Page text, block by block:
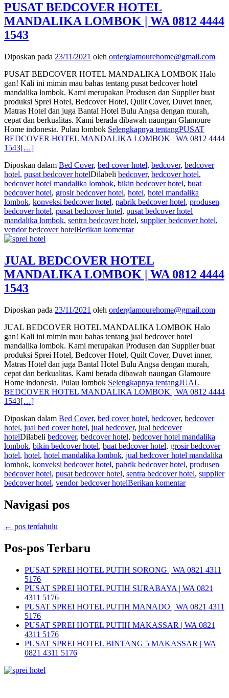
PUSAT BEDCOVER HOTEL
MANDALIKA LOMBOK | WA 0812 4444
1543
Diposkan pada 23/11/2021 oleh orderglamourehome@gmail.com
PUSAT BEDCOVER HOTEL MANDALIKA LOMBOK Halo
gan! Kali ini mimin mau bahas tentang pusat bedcover hotel
mandalika lombok. Kami merupakan Produsen dan Supplier buat
produksi Sprei Hotel, Bedcover Hotel, Quilt Cover, Duvet inner,
Matras Hotel dan juga Bantal Hotel Bulu Angsa dengan murah,
cepat dan berkualitas. Kami berada dibawah naungan Glamoure
Home indonesia. Pulau lombok Selengkapnya tentangPUSAT
BEDCOVER HOTEL MANDALIKA LOMBOK | WA 0812 4444
1543[…]
Diposkan dalam Bed Cover, bed cover hotel, bedcover, bedcover
hotel, pusat bedcover hotelDilabeli bedcover, bedcover hotel,
bedcover hotel mandalika lombok, bikin bedcover hotel, buat
bedcover hotel, grosir bedcover hotel, hotel, hotel mandalika
lombok, konveksi bedcover hotel, pabrik bedcover hotel, produsen
bedcover hotel, pusat bedcover hotel, pusat bedcover hotel
mandalika lombok, sentra bedcover hotel, supplier bedcover hotel,
vendor bedcover hotelBerikan komentar
JUAL BEDCOVER HOTEL
MANDALIKA LOMBOK | WA 0812 4444
1543
Diposkan pada 23/11/2021 oleh orderglamourehome@gmail.com
JUAL BEDCOVER HOTEL MANDALIKA LOMBOK Halo
gan! Kali ini mimin mau bahas tentang jual bedcover hotel
mandalika lombok. Kami merupakan Produsen dan Supplier buat
produksi Sprei Hotel, Bedcover Hotel, Quilt Cover, Duvet inner,
Matras Hotel dan juga Bantal Hotel Bulu Angsa dengan murah,
cepat dan berkualitas. Kami berada dibawah naungan Glamoure
Home indonesia. Pulau lombok Selengkapnya tentangJUAL
BEDCOVER HOTEL MANDALIKA LOMBOK | WA 0812 4444
1543[…]
Diposkan dalam Bed Cover, bed cover hotel, bedcover, bedcover
hotel, jual bed cover hotel, jual bedcover, jual bedcover
hotelDilabeli bedcover, bedcover hotel, bedcover hotel mandalika
lombok, bikin bedcover hotel, buat bedcover hotel, grosir bedcover
hotel, hotel, hotel mandalika lombok, jual bedcover hotel mandalika
lombok, konveksi bedcover hotel, pabrik bedcover hotel, produsen
bedcover hotel, pusat bedcover hotel, sentra bedcover hotel, supplier
bedcover hotel, vendor bedcover hotelBerikan komentar
Navigasi pos
← pos terdahulu
Pos-pos Terbaru
PUSAT SPREI HOTEL PUTIH SORONG | WA 0821 4311
5176
PUSAT SPREI HOTEL PUTIH SURABAYA | WA 0821
4311 5176
PUSAT SPREI HOTEL PUTIH MANADO | WA 0821 4311
5176
PUSAT SPREI HOTEL PUTIH MAKASSAR | WA 0821
4311 5176
PUSAT SPREI HOTEL BINTANG 5 MAKASSAR | WA
0821 4311 5176